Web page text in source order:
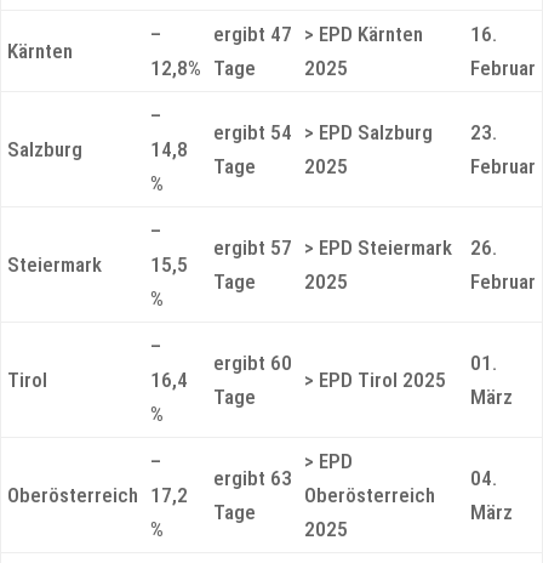
Kärnten
–
12,8%
ergibt 47
Tage
> EPD Kärnten
2025
16.
Februar
Salzburg
–
14,8
%
ergibt 54
Tage
> EPD Salzburg
2025
23.
Februar
Steiermark
–
15,5
%
ergibt 57
Tage
> EPD Steiermark
2025
26.
Februar
Tirol
–
16,4
%
ergibt 60
Tage
> EPD Tirol 2025
01.
März
Oberösterreich
–
17,2
%
ergibt 63
Tage
> EPD
Oberösterreich
2025
04.
März